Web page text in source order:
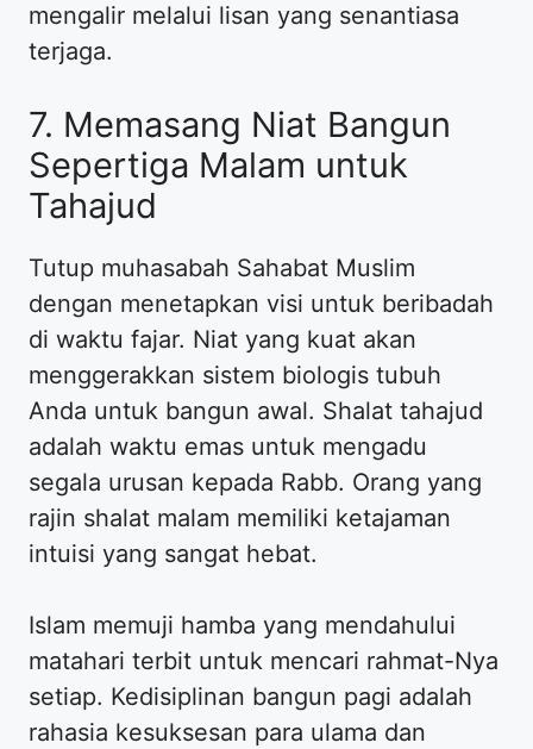
mengalir melalui lisan yang senantiasa
terjaga.
7. Memasang Niat Bangun
Sepertiga Malam untuk
Tahajud
Tutup muhasabah Sahabat Muslim
dengan menetapkan visi untuk beribadah
di waktu fajar. Niat yang kuat akan
menggerakkan sistem biologis tubuh
Anda untuk bangun awal. Shalat tahajud
adalah waktu emas untuk mengadu
segala urusan kepada Rabb. Orang yang
rajin shalat malam memiliki ketajaman
intuisi yang sangat hebat.
Islam memuji hamba yang mendahului
matahari terbit untuk mencari rahmat-Nya
setiap. Kedisiplinan bangun pagi adalah
rahasia kesuksesan para ulama dan